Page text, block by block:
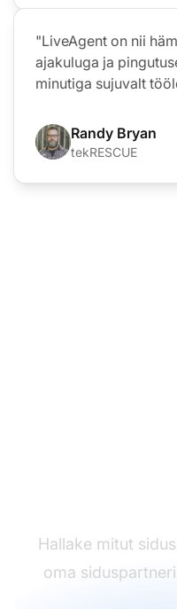
"LiveAgent on nii
ajakuluga ja
minutiga sujuvalt
Randy Bryan
tekRESCUE
Hallake mitut
oma